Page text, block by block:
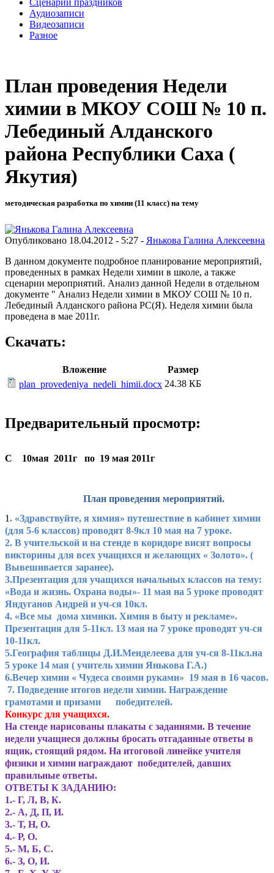
Аудиозаписи
Видеозаписи
Разное
План проведения Недели
химии в МКОУ СОШ № 10 п.
Лебединый Алданского
района Республики Саха (
Якутия)
методическая разработка по химии (11 класс) на тему
Опубликовано 18.04.2012 - 5:27 - Янькова Галина Алексеевна
В данном документе подробное планирование мероприятий,
проведенных в рамках Недели химии в школе, а также
сценарии мероприятий. Анализ данной Недели в отдельном
документе " Анализ Недели химии в МКОУ СОШ № 10 п.
Лебединый Алданского района РС(Я). Неделя химии была
проведена в мае 2011г.
Скачать:
Вложение
Размер
plan_provedeniya_nedeli_himii.docx 24.38 КБ
Предварительный просмотр:
С 10мая 2011г по 19 мая 2011г
План проведения мероприятий.
1. «Здравствуйте, я химия» путешествие в кабинет химии
(для 5-6 классов) проводят 8-9кл 10 мая на 7 уроке.
2. В учительской и на стенде в коридоре висят вопросы
викторины для всех учащихся и желающих « Золото». (
Вывешивается заранее).
3.Презентация для учащихся начальных классов на тему:
«Вода и жизнь. Охрана воды»- 11 мая на 5 уроке проводят
Яндуганов Андрей и уч-ся 10кл.
4. «Все мы дома химики. Химия в быту и рекламе».
Презентация для 5-11кл. 13 мая на 7 уроке проводят уч-ся
10-11кл.
5.География таблицы Д.И.Менделеева для уч-ся 8-11кл.на
5 уроке 14 мая ( учитель химии Янькова Г.А.)
6.Вечер химии « Чудеса своими руками» 19 мая в 16 часов.
7. Подведение итогов недели химии. Награждение
грамотами и призами победителей.
Конкурс для учащихся.
На стенде нарисованы плакаты с заданиями. В течение
недели учащиеся должны бросать отгаданные ответы в
ящик, стоящий рядом. На итоговой линейке учителя
физики и химии награждают победителей, давших
правильные ответы.
ОТВЕТЫ К ЗАДАНИЮ:
1.- Г, Л, В, К.
2.- А, Д, П, И.
3.- Т, Н, О.
4.- Р, О.
5.- М, Б, С.
6.- З, О, И.